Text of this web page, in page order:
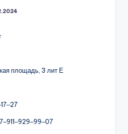
площадь, 3 лит Е